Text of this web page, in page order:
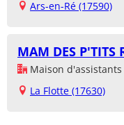
Ars-en-Ré (17590)
MAM DES P'TITS
Maison
La Flotte (17630)